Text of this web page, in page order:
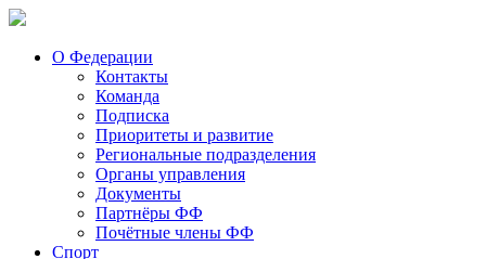
О Федерации
Контакты
Команда
Подписка
Приоритеты и развитие
Региональные подразделения
Органы управления
Документы
Партнёры ФФ
Почётные члены ФФ
Спорт